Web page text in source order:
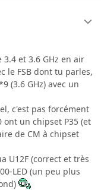
et 3.6 GHz en air
le FSB dont tu parles,
(3.6 GHz) avec un
c'est pas forcément
ont un chipset P35 (et
de CM à chipset
U12F (correct et très
LED (un peu plus